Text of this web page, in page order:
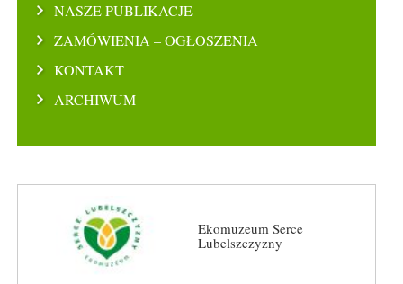
NASZE PUBLIKACJE
ZAMÓWIENIA – OGŁOSZENIA
KONTAKT
ARCHIWUM
Ekomuzeum Serce
Lubelszczyzny